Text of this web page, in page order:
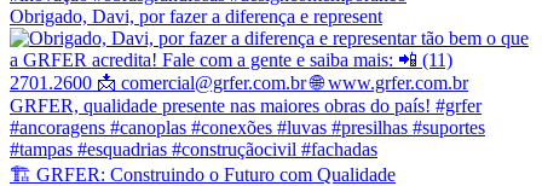
Obrigado, Davi, por fazer a diferença e represent
🏗️ GRFER: Construindo o Futuro com Qualidade